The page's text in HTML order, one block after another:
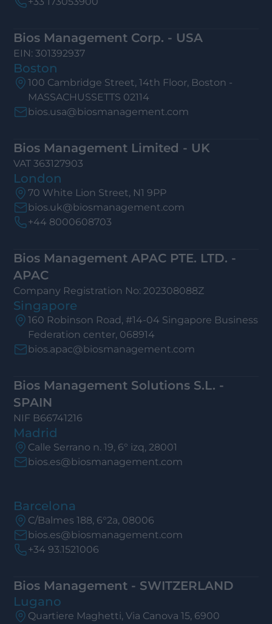
Bios Management Corp. - USA
EIN: 301392937
Boston
100 Cambridge Street, 14th Floor, Boston -
MASSACHUSSETTS 02114
bios.usa@biosmanagement.com
Bios Management Limited - UK
VAT 363127903
London
70 White Lion Street, N1 9PP
bios.uk@biosmanagement.com
+44 8000608703
Bios Management APAC PTE. LTD. -
APAC
Company Registration No: 202308088Z
Singapore
160 Robinson Road, #14-04 Singapore Business
Federation center, 068914
bios.apac@biosmanagement.com
Bios Management Solutions S.L. -
SPAIN
NIF B66741216
Madrid
Calle Serrano n. 19, 6° izq, 28001
bios.es@biosmanagement.com
Barcelona
C/Balmes 188, 6°2a, 08006
bios.es@biosmanagement.com
+34 93.1521006
Bios Management - SWITZERLAND
Lugano
Quartiere Maghetti, Via Canova 15, 6900